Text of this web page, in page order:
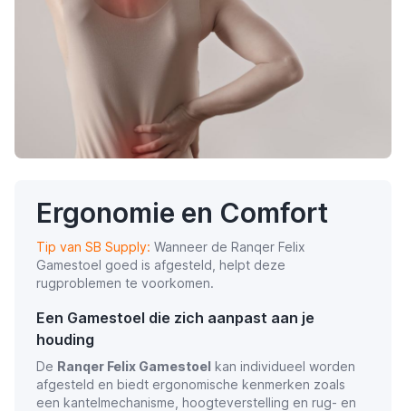
Ergonomie en Comfort
Tip van SB Supply: Wanneer de Ranqer Felix
Gamestoel goed is afgesteld, helpt deze
rugproblemen te voorkomen.
Een Gamestoel die zich aanpast aan je
houding
De Ranqer Felix Gamestoel kan individueel worden
afgesteld en biedt ergonomische kenmerken zoals
een kantelmechanisme, hoogteverstelling en rug- en